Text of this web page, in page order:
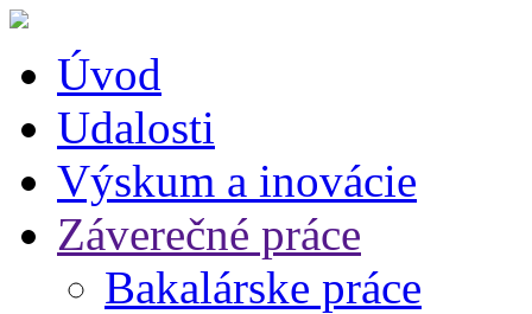
Úvod
Udalosti
Výskum a inovácie
Záverečné práce
Bakalárske práce